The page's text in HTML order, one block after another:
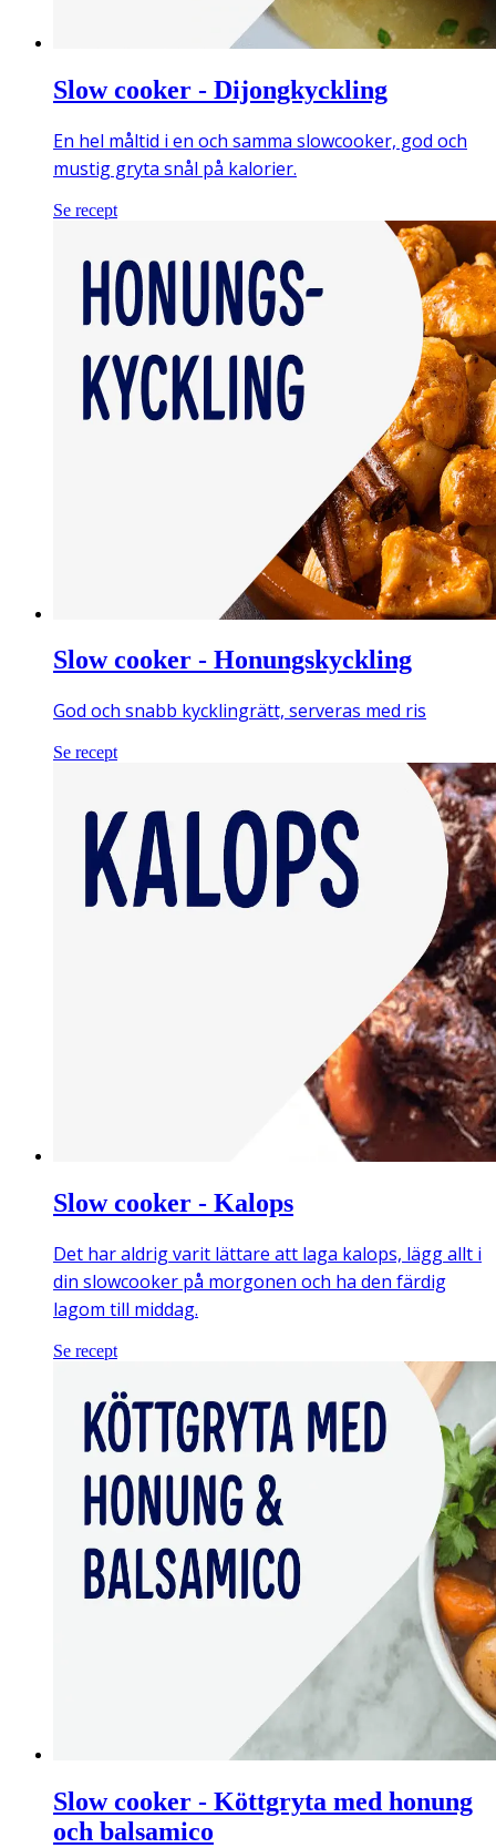
Slow cooker - Dijongkyckling
En hel måltid i en och samma slowcooker, god och
mustig gryta snål på kalorier.
Se recept
Slow cooker - Honungskyckling
God och snabb kycklingrätt, serveras med ris
Se recept
Slow cooker - Kalops
Det har aldrig varit lättare att laga kalops, lägg allt i
din slowcooker på morgonen och ha den färdig
lagom till middag.
Se recept
Slow cooker - Köttgryta med honung
och balsamico